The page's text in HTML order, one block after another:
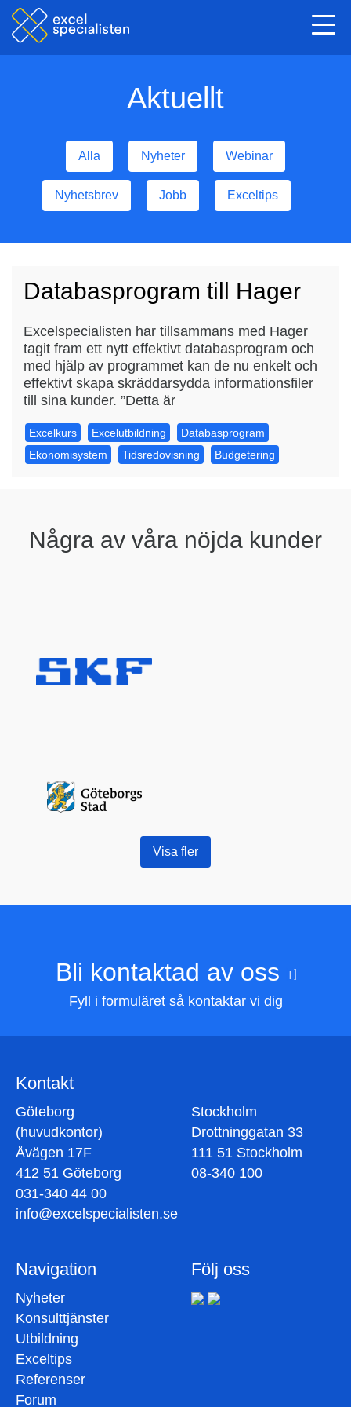
Aktuellt
Alla Nyheter Webinar
Nyhetsbrev Jobb Exceltips
Databasprogram till Hager
Excelspecialisten har tillsammans med Hager
tagit fram ett nytt effektivt databasprogram och
med hjälp av programmet kan de nu enkelt och
effektivt skapa skräddarsydda informationsfiler
till sina kunder. ”Detta är
Excelkurs Excelutbildning
Databasprogram
Ekonomisystem
Tidsredovisning Budgetering
Några av våra nöjda kunder
Visa fler
Bli kontaktad av oss
Fyll i formuläret så kontaktar vi dig
Kontakt
Göteborg
(huvudkontor)
Åvägen 17F
412 51 Göteborg
031-340 44 00
info@excelspecialisten.se
Stockholm
Drottninggatan 33
111 51 Stockholm
08-340 100
Navigation
Nyheter
Konsulttjänster
Utbildning
Exceltips
Referenser
Forum
Följ oss